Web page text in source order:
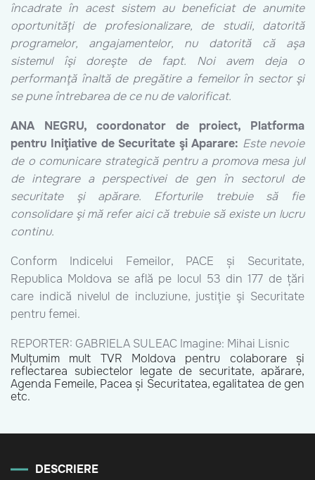
încadrate în acest sistem au beneficiat de anumite
oportunităţi de profesionalizare, de studii, datorită
programelor, angajamentelor, nu datorită că aşa
sistemul îşi doreşte de fapt. Noi avem deja o
performanţă înaltă de pregătire a femeilor în sector şi
se pune întrebarea de ce nu de valorificat.
ANA NEGRU, coordonator de proiect, Platforma
pentru Iniţiative de Securitate şi Aparare: Este nevoie
de o comunicare strategică pentru a promova mesa jul
de integrare a perspectivei de gen în sectorul de
securitate şi apărare. Eforturile trebuie să fie
consolidare şi mă refer aici că trebuie să existe un lucru
continu.
Conform Indicelui Femeilor, PACE și Securitate,
Republica Moldova se află pe locul 53 din 177 de țări
care indică nivelul de incluziune, justiţie şi Securitate
pentru femei.
REPORTER: GABRIELA SULEAC Imagine: Mihai Lisnic
Mulțumim mult TVR Moldova pentru colaborare și
reflectarea subiectelor legate de securitate, apărare,
Agenda Femeile, Pacea și Securitatea, egalitatea de gen
etc.
DESCRIERE